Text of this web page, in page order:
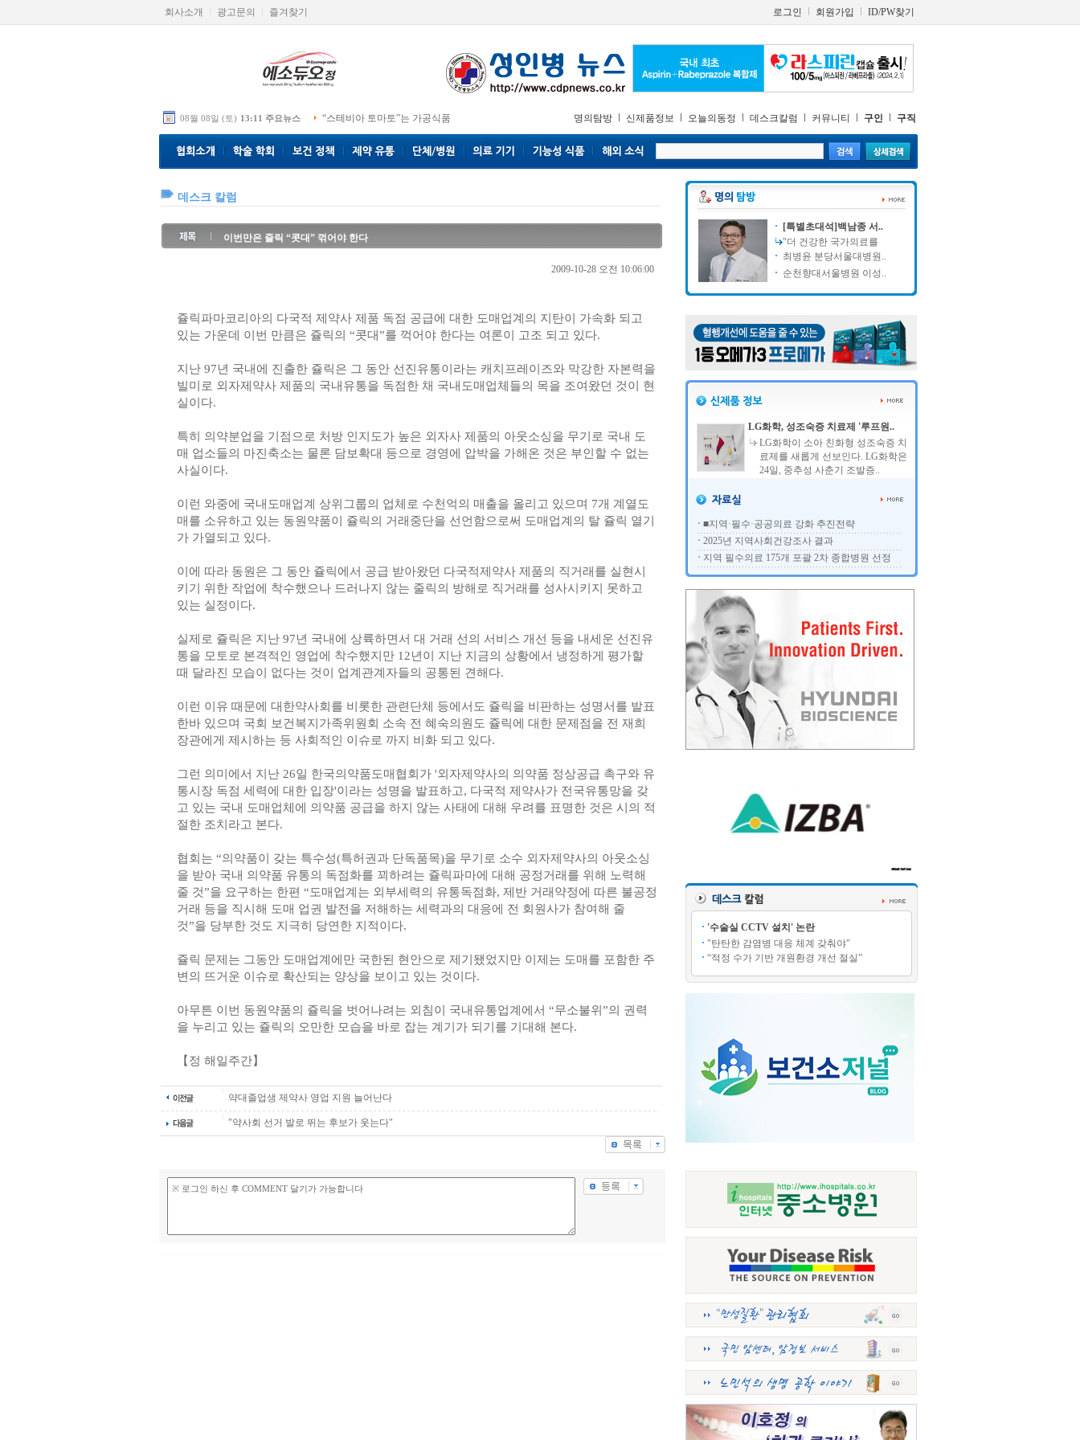
회사소개 광고문의 즐겨찾기 로그인 회원가입 ID/PW찾기
08월 08일 (토) 13:11 주요뉴스 “스테비아 토마토”는 가공식품 명의탐방 신제품정보 오늘의동정 데스크칼럼 커뮤니티 구인 구직
데스크 칼럼
이번만은 쥴릭 “콧대” 꺾어야 한다
2009-10-28 오전 10:06:00
쥴릭파마코리아의 다국적 제약사 제품 독점 공급에 대한 도매업계의 지탄이 가속화 되고
있는 가운데 이번 만큼은 쥴릭의 “콧대”를 꺽어야 한다는 여론이 고조 되고 있다.
지난 97년 국내에 진출한 쥴릭은 그 동안 선진유통이라는 캐치프레이즈와 막강한 자본력을
빌미로 외자제약사 제품의 국내유통을 독점한 채 국내도매업체들의 목을 조여왔던 것이 현
실이다.
특히 의약분업을 기점으로 처방 인지도가 높은 외자사 제품의 아웃소싱을 무기로 국내 도
매 업소들의 마진축소는 물론 담보확대 등으로 경영에 압박을 가해온 것은 부인할 수 없는
사실이다.
이런 와중에 국내도매업계 상위그룹의 업체로 수천억의 매출을 올리고 있으며 7개 계열도
매를 소유하고 있는 동원약품이 쥴릭의 거래중단을 선언함으로써 도매업계의 탈 쥴릭 열기
가 가열되고 있다.
이에 따라 동원은 그 동안 쥴릭에서 공급 받아왔던 다국적제약사 제품의 직거래를 실현시
키기 위한 작업에 착수했으나 드러나지 않는 줄릭의 방해로 직거래를 성사시키지 못하고
있는 실정이다.
실제로 쥴릭은 지난 97년 국내에 상륙하면서 대 거래 선의 서비스 개선 등을 내세운 선진유
통을 모토로 본격적인 영업에 착수했지만 12년이 지난 지금의 상황에서 냉정하게 평가할
때 달라진 모습이 없다는 것이 업계관계자들의 공통된 견해다.
이런 이유 때문에 대한약사회를 비롯한 관련단체 등에서도 쥴릭을 비판하는 성명서를 발표
한바 있으며 국회 보건복지가족위원회 소속 전 혜숙의원도 쥴릭에 대한 문제점을 전 재희
장관에게 제시하는 등 사회적인 이슈로 까지 비화 되고 있다.
그런 의미에서 지난 26일 한국의약품도매협회가 '외자제약사의 의약품 정상공급 촉구와 유
통시장 독점 세력에 대한 입장'이라는 성명을 발표하고, 다국적 제약사가 전국유통망을 갖
고 있는 국내 도매업체에 의약품 공급을 하지 않는 사태에 대해 우려를 표명한 것은 시의 적
절한 조치라고 본다.
협회는 “의약품이 갖는 특수성(특허권과 단독품목)을 무기로 소수 외자제약사의 아웃소싱
을 받아 국내 의약품 유통의 독점화를 꾀하려는 쥴릭파마에 대해 공정거래를 위해 노력해
줄 것”을 요구하는 한편 “도매업계는 외부세력의 유통독점화, 제반 거래약정에 따른 불공정
거래 등을 직시해 도매 업권 발전을 저해하는 세력과의 대응에 전 회원사가 참여해 줄
것”을 당부한 것도 지극히 당연한 지적이다.
쥴릭 문제는 그동안 도매업계에만 국한된 현안으로 제기됐었지만 이제는 도매를 포함한 주
변의 뜨거운 이슈로 확산되는 양상을 보이고 있는 것이다.
아무튼 이번 동원약품의 쥴릭을 벗어나려는 외침이 국내유통업계에서 “무소불위”의 권력
을 누리고 있는 쥴릭의 오만한 모습을 바로 잡는 계기가 되기를 기대해 본다.
【정 해일주간】
약대졸업생 제약사 영업 지원 늘어난다
"약사회 선거 발로 뛰는 후보가 웃는다"
[특별초대석]백남종 서..
"더 건강한 국가의료를
최병윤 분당서울대병원..
순천향대서울병원 이성..
LG화학, 성조숙증 치료제 '루프원..
LG화학이 소아 친화형 성조숙증 치
료제를 새롭게 선보인다. LG화학은
24일, 중추성 사춘기 조발증..
■지역·필수·공공의료 강화 추진전략
2025년 지역사회건강조사 결과
지역 필수의료 175개 포괄 2차 종합병원 선정
'수술실 CCTV 설치' 논란
"탄탄한 감염병 대응 체계 갖춰야"
“적정 수가 기반 개원환경 개선 절실”